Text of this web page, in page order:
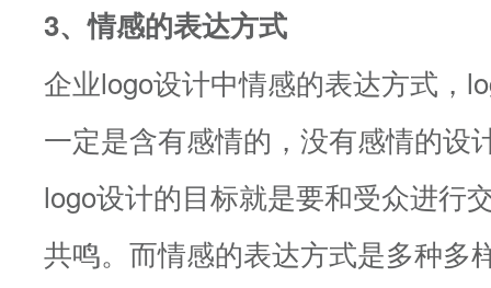
3、情感的表达方式
企业logo设计中情感的表达方式，
一定是含有感情的，没有感情的设
logo设计的目标就是要和受众进行
共鸣。而情感的表达方式是多种多